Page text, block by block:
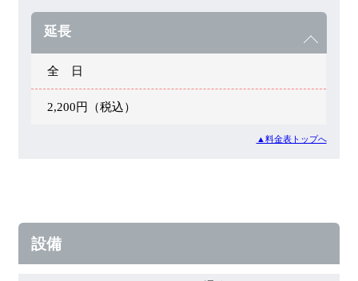
延長
全 日
2,200円（税込）
▲料金表トップへ
設備